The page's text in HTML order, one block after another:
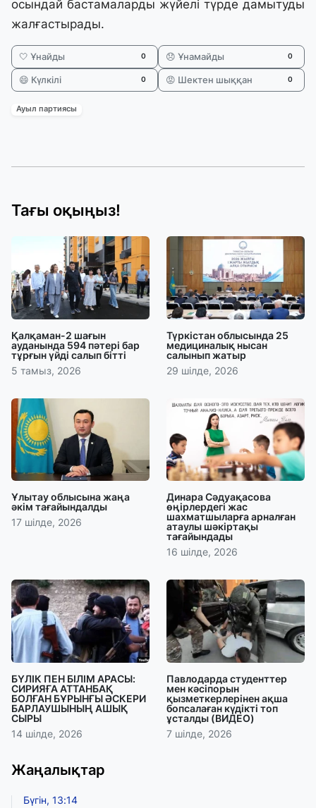
осындай бастамаларды жүйелі түрде дамытуды
жалғастырады.
🤍 Ұнайды 0 😞 Ұнамайды 0
😄 Күлкілі 0 😡 Шектен шыққан 0
Ауыл партиясы
Тағы оқыңыз!
Қалқаман-2 шағын
ауданында 594 пәтері бар
тұрғын үйді салып бітті
5 тамыз, 2026
Түркістан облысында 25
медициналық нысан
салынып жатыр
29 шілде, 2026
Ұлытау облысына жаңа
әкім тағайындалды
17 шілде, 2026
Динара Сәдуақасова
өңірлердегі жас
шахматшыларға арналған
атаулы шәкіртақы
тағайындады
16 шілде, 2026
БҮЛІК ПЕН БІЛІМ АРАСЫ:
СИРИЯҒА АТТАНБАҚ
БОЛҒАН БҰРЫНҒЫ ӘСКЕРИ
БАРЛАУШЫНЫҢ АШЫҚ
СЫРЫ
14 шілде, 2026
Павлодарда студенттер
мен кәсіпорын
қызметкерлерінен ақша
бопсалаған күдікті топ
ұсталды (ВИДЕО)
7 шілде, 2026
Жаңалықтар
Бүгін, 13:14